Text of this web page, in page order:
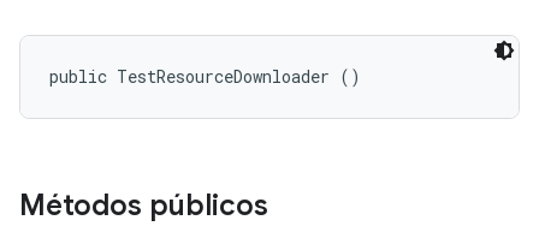
public TestResourceDownloader ()
Métodos públicos